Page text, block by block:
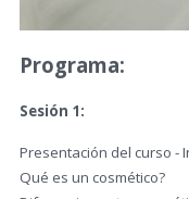
Programa:
Sesión 1:
Presentación del curso -
Qué es un cosmético?